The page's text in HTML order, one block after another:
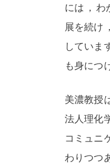
には ， わ
展を続け ，
していま
も身につ
美濃教授
法人理化
コミュニ
わりつつ